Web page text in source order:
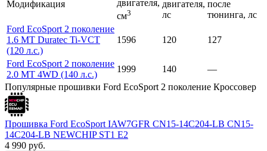
Модификация
двигателя,
см3
двигателя,
лс
после
тюнинга, лс
Ford EcoSport 2 поколение
1.6 MT Duratec Ti-VCT
(120 л.с.)
1596 120 127
Ford EcoSport 2 поколение
2.0 МТ 4WD (140 л.с.)
1999 140
—
Популярные прошивки Ford EcoSport 2 поколение Кроссовер
Прошивка Ford EcoSport IAW7GFR CN15-14C204-LB CN15-
14C204-LB NEWCHIP ST1 E2
4 990 руб.